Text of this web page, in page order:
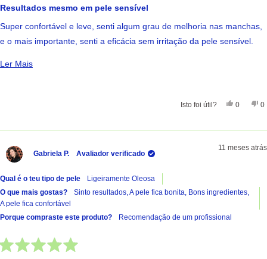
Resultados mesmo em pele sensível
Super confortável e leve, senti algum grau de melhoria nas manchas,
e o mais importante, senti a eficácia sem irritação da pele sensível.
Ler MaisLer Mais Sobre Esta Avaliação
Isto foi útil? Sim,
0 0
Gabriela P. Avaliador verificado
11 meses atrás
Qual é o teu tipo de pele
Ligeiramente Oleosa
O que mais gostas?
Sinto resultados, A pele fica bonita, Bons ingredientes,
A pele fica confortável
Porque compraste este produto?
Recomendação de um profissional